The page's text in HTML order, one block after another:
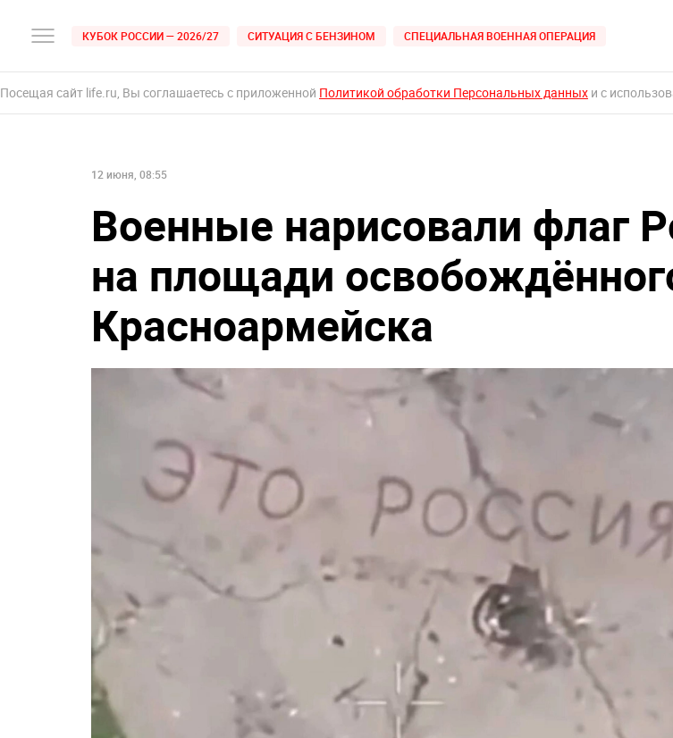
КУБОК РОССИИ — 2026/27 СИТУАЦИЯ С БЕНЗИНОМ СПЕЦИАЛЬНАЯ ВОЕННАЯ ОПЕРАЦИЯ
Посещая сайт life.ru, Вы соглашаетесь с приложенной Политикой обработки Персональных данных и с
12 июня, 08:55
Военные нарисовали флаг
на площади
Красноармейска